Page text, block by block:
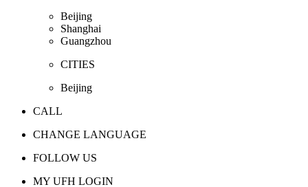
Beijing
Shanghai
Guangzhou
CITIES
Beijing
CALL
CHANGE LANGUAGE
FOLLOW US
MY UFH LOGIN